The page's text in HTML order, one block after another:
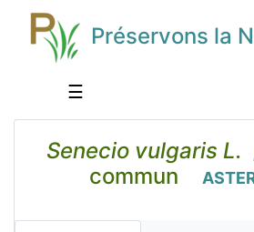
Préservons la
☰
Senecio vulgaris L.
commun